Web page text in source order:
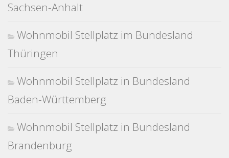
Sachsen-Anhalt
Wohnmobil Stellplatz im Bundesland
Thüringen
Wohnmobil Stellplatz in Bundesland
Baden-Württemberg
Wohnmobil Stellplatz in Bundesland
Brandenburg